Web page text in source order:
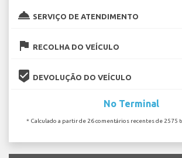
room_service SERVIÇO DE ATENDIMENTO
flag RECOLHA DO VEÍCULO
beenhere DEVOLUÇÃO DO VEÍCULO
No Terminal
* Calculado a partir de 26 comentários recentes de 2575